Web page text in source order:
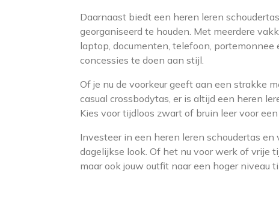
Daarnaast biedt een heren leren
georganiseerd te houden. Met meerdere
laptop, documenten, telefoon,
concessies te doen aan stijl.
Of je nu de voorkeur geeft aan een strakke
casual crossbodytas, er is altijd een heren
Kies voor tijdloos zwart of bruin leer voor
Investeer in een heren leren schoudertas
dagelijkse look. Of het nu voor werk of vrije
maar ook jouw outfit naar een hoger niveau